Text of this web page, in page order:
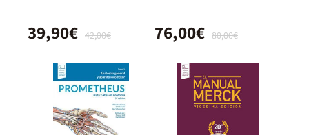
42,00€
39,90€ 80,00€
76,00€